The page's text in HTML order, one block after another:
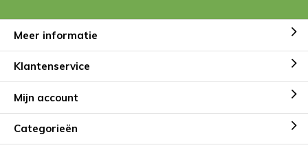
Meer informatie
Klantenservice
Mijn account
Categorieën